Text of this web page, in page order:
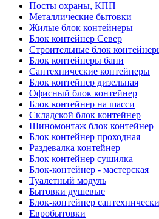
Посты охраны, КПП
Металлические бытовки
Жилые блок контейнеры
Блок контейнер Север
Строительные блок
Блок контейнеры бани
Сантехнические контейнеры
Блок контейнер дизельная
Офисный блок контейнер
Блок контейнер на шасси
Складской блок контейнер
Шиномонтаж блок контейнер
Блок контейнер проходная
Раздевалка контейнер
Блок контейнер сушилка
Блок-контейнер - мастерская
Туалетный модуль
Бытовки душевые
Блок-контейнер
Евробытовки